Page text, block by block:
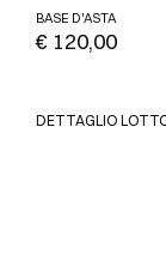
BASE D'ASTA
€ 120,00
DETTAGLIO